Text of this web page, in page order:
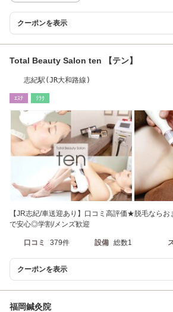
クーポンを表示
Total Beauty Salon ten 【テン】
志紀駅(JR大和路線)
ｴｽﾃ ﾘﾗｸ
【JR志紀/車送迎あり】口コミ高評価★脱毛なら
で安心◎学割/メンズ歓迎
口コミ 379件 設備 総数1
クーポンを表示
福岡鍼灸院